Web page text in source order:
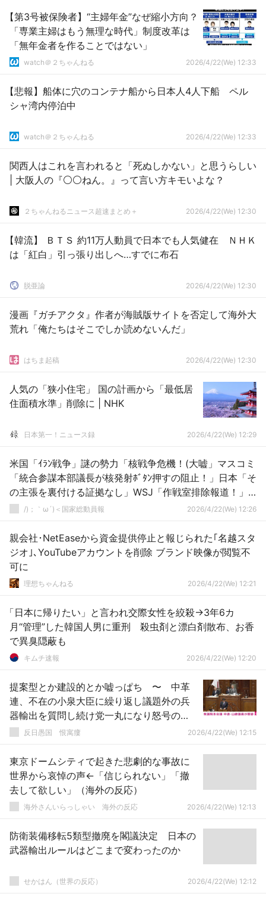
【第3号被保険者】“主婦年金”なぜ縮小方向？
「専業主婦はもう無理な時代」制度改革は
「無年金者を作ることではない」
watch＠２ちゃんねる 2026/4/22(We) 12:33
【悲報】船体に穴のコンテナ船から日本人4人下船 ペル
シャ湾内停泊中
watch＠２ちゃんねる 2026/4/22(We) 12:33
関西人はこれを言われると「死ぬしかない」と思うらしい
| 大阪人の『⚪⚪ねん。』って言い方キモいよな？
２ちゃんねるニュース超速まとめ＋ 2026/4/22(We) 12:30
【韓流】 ＢＴＳ 約11万人動員で日本でも人気健在 ＮＨＫ
は「紅白」引っ張り出しへ…すでに布石
脱亜論 2026/4/22(We) 12:30
漫画『ガチアクタ』作者が海賊版サイトを否定して海外大
荒れ「俺たちはそこでしか読めないんだ」
はちま起稿 2026/4/22(We) 12:30
人気の「狭小住宅」 国の計画から「最低居
住面積水準」削除に | NHK
日本第一！ニュース録 2026/4/22(We) 12:29
米国「ｲﾗﾝ戦争」謎の勢力「核戦争危機！(大嘘」マスコミ
「統合参謀本部議長が核発射ﾎﾞﾀﾝ押すの阻止！」日本「そ
の主張を裏付ける証拠なし」WSJ「作戦室排除報道！」
→
/)；｀ω´)＜国家総動員報 2026/4/22(We) 12:26
親会社･NetEaseから資金提供停止と報じられた｢名越スタ
ジオ｣､YouTubeアカウントを削除 ブランド映像が閲覧不
可に
理想ちゃんねる 2026/4/22(We) 12:21
「日本に帰りたい」と言われ交際女性を絞殺→3年6カ
月“管理”した韓国人男に重刑 殺虫剤と漂白剤散布、お香
で異臭隠蔽も
キムチ速報 2026/4/22(We) 12:20
提案型とか建設的とか嘘っぱち 〜 中革
連、不在の小泉大臣に繰り返し議題外の兵
器輸出を質問し続け党一丸になり怒号の
嵐 特別学級かよ
反日愚国 恨寓瘻 2026/4/22(We) 12:15
東京ドームシティで起きた悲劇的な事故に
世界から哀悼の声←「信じられない」「撤
去して欲しい」（海外の反応）
海外さんいらっしゃい 海外の反応 2026/4/22(We) 12:13
防衛装備移転5類型撤廃を閣議決定 日本の
武器輸出ルールはどこまで変わったのか
せかはん（世界の反応） 2026/4/22(We) 12:12